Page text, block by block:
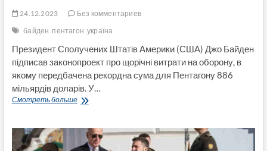
24.12.2023
Без комментариев
байден пентагон україна
Президент Сполучених Штатів Америки (США) Джо Байден
підписав законопроект про щорічні витрати на оборону, в
якому передбачена рекордна сума для Пентагону 886
мільярдів доларів. У…
Смотреть большеБайден
бюджет
Пентагону